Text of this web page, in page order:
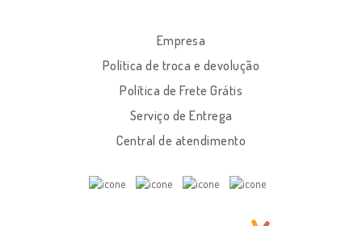
Empresa
Política de troca e devolução
Política de Frete Grátis
Serviço de Entrega
Central de atendimento